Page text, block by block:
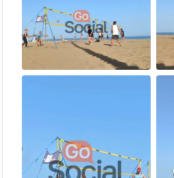
ronda es un nuevo reto
Entrenamiento de alta
coordinación, agilidad y
Conoce a toda la comunidad
Hazte miembro
semana o mes).